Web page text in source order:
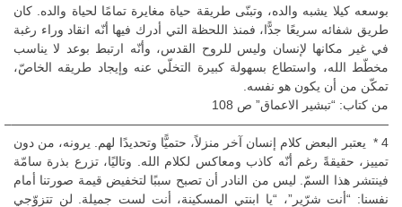
بوسعه كيلا يشبه والده، وتبنّى طريقة حياة مغايرة تمامًا لحياة والده. كان
طريق شفائه سريعًا جدًّا، فمنذ اللحظة التي أدرك فيها أنّه انقاد وراء رغبة
في غير مكانها لإنسان وليس للروح القدس، وأنّه ارتبط بوعد لا يناسب
مخطّط الله، واستطاع بسهولة كبيرة التخلّي عنه وإيجاد طريقه الخاصّ،
تمكّن من أن يكون هو نفسه.
من كتاب: “تبشير الاعماق” ص 108
——————————————————————————————–
4 * يعتبر البعض كلام إنسان آخر منزلاً، حتميًّا وتحديدًا لهم. يرونه، من دون
تمييز، حقيقةً رغم أنّه كاذب ومعاكس لكلام الله. وتاليًا، تزرع بذرة سامّة
فينتشر هذا السمّ. ليس من النادر أن تصبح سببًا لتخفيض قيمة صورتنا أمام
نفسنا: “أنت شرّير”، “يا ابنتي المسكينة، أنت لست جميلة. لن تتزوّجي